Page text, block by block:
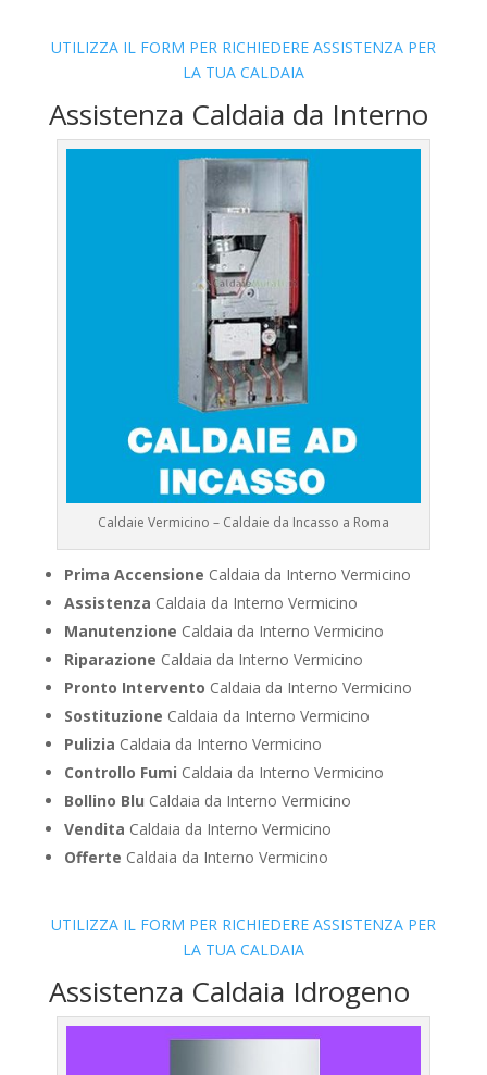
UTILIZZA IL FORM PER RICHIEDERE ASSISTENZA PER
LA TUA CALDAIA
Assistenza Caldaia da Interno
Caldaie Vermicino – Caldaie da Incasso a Roma
Prima Accensione Caldaia da Interno Vermicino
Assistenza Caldaia da Interno Vermicino
Manutenzione Caldaia da Interno Vermicino
Riparazione Caldaia da Interno Vermicino
Pronto Intervento Caldaia da Interno Vermicino
Sostituzione Caldaia da Interno Vermicino
Pulizia Caldaia da Interno Vermicino
Controllo Fumi Caldaia da Interno Vermicino
Bollino Blu Caldaia da Interno Vermicino
Vendita Caldaia da Interno Vermicino
Offerte Caldaia da Interno Vermicino
UTILIZZA IL FORM PER RICHIEDERE ASSISTENZA PER
LA TUA CALDAIA
Assistenza Caldaia Idrogeno